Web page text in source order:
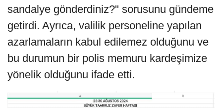
sandalye gönderdiniz?" sorusunu gündeme
getirdi. Ayrıca, valilik personeline yapılan
azarlamaların kabul edilemez olduğunu ve
bu durumun bir polis memuru kardeşimize
yönelik olduğunu ifade etti.